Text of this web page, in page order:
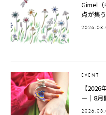
Gimel（
点が集
EVENT
【
ー｜8月